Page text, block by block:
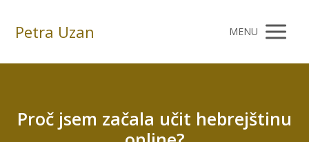
Petra Uzan MENU
Proč jsem začala učit hebrejštinu